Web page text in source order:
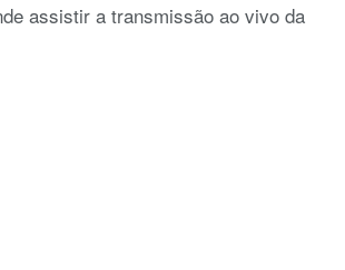
assistir a transmissão ao vivo da